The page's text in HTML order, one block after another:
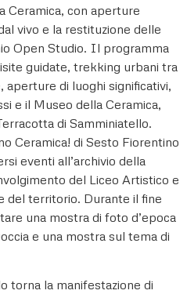
Ceramica, con aperture
vivo e la restituzione delle
Open Studio. Il programma
guidate, trekking urbani tra
di luoghi significativi,
e il Museo della Ceramica,
di Samminiatello.
Ceramica! di Sesto Fiorentino
eventi all’archivio della
del Liceo Artistico e
del territorio. Durante il fine
una mostra di foto d’epoca
e una mostra sul tema di
torna la manifestazione di